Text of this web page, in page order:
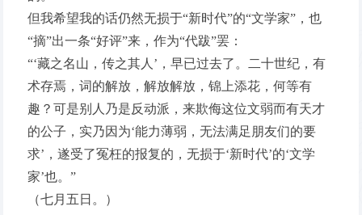
但我希望我的话仍然无损于“新时代”的“文学家”，也
“摘”出一条“好评”来，作为“代跋”罢：
“‘藏之名山，传之其人’，早已过去了。二十世纪，有
术存焉，词的解放，解放解放，锦上添花，何等有
趣？可是别人乃是反动派，来欺侮这位文弱而有天才
的公子，实乃因为‘能力薄弱，无法满足朋友们的要
求’，遂受了冤枉的报复的，无损于‘新时代’的‘文学
家’也。”
（七月五日。）